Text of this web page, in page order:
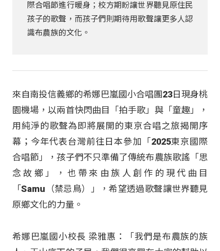
際合唱節進行暖身；校方期盼讓世界聽見原住民
孩子的歌聲，而孩子們則期待用歌聲讓更多人認
識布農族的文化。
來自南投信義鄉的希娜巴嵐國小合唱團23日現身桃
園機場，以兩首快閃曲目「拍手歌」與「童趣」，
用純淨的歌聲為即將展開的東京合唱之旅揭開序
幕；今年代表台灣前往日本參加「2025東京國際
合唱節」，孩子們不只準備了傳統布農族歌謠「思
念故鄉」，也帶來由族人創作的現代曲目
「Samu（禁忌鳥）」，希望透過歌聲讓世界聽見
原鄉文化的力量。
希娜巴嵐國小校長 梁雅惠：「我們是布農族的族